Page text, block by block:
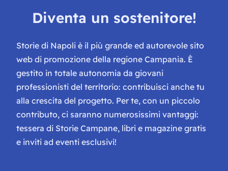
Diventa un sostenitore!
Storie di Napoli è il più grande ed autorevole sito
web di promozione della regione Campania. È
gestito in totale autonomia da giovani
professionisti del territorio: contribuisci anche tu
alla crescita del progetto. Per te, con un piccolo
contributo, ci saranno numerosissimi vantaggi:
tessera di Storie Campane, libri e magazine gratis
e inviti ad eventi esclusivi!